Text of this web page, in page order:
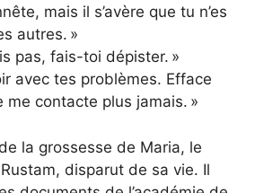
mais il s’avère que tu n’es
autres. »
pas, fais-toi dépister. »
avec tes problèmes. Efface
contacte plus jamais. »
la grossesse de Maria, le
disparut de sa vie. Il